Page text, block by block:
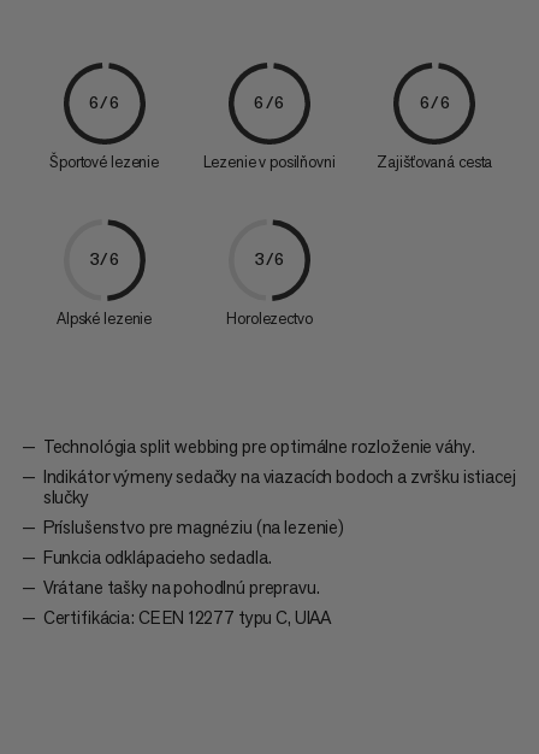
6/6
Športové lezenie
6/6
Lezenie v posilňovni
6/6
Zajišťovaná cesta
3/6
Alpské lezenie
3/6
Horolezectvo
Technológia split webbing pre optimálne rozloženie váhy.
Indikátor výmeny sedačky na viazacích bodoch a zvršku istiacej
slučky
Príslušenstvo pre magnéziu (na lezenie)
Funkcia odklápacieho sedadla.
Vrátane tašky na pohodlnú prepravu.
Certifikácia: CE EN 12277 typu C, UIAA